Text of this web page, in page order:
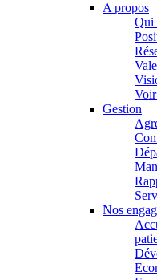
A propos
Qui
Gestion
Nos